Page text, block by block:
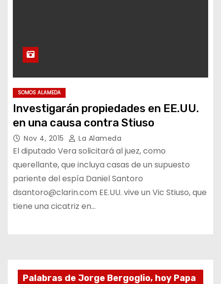
SOMOS ALAMEDA
Investigarán propiedades en EE.UU.
en una causa contra Stiuso
Nov 4, 2015 La Alameda
El diputado Vera solicitará al juez, como
querellante, que incluya casas de un supuesto
pariente del espía Daniel Santoro
dsantoro@clarin.com EE.UU. vive un Vic Stiuso, que
tiene una cicatriz en…
Palabras de Jorge Bergoglio, hoy Papa